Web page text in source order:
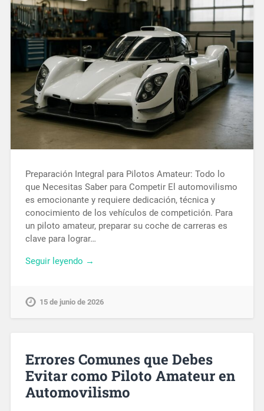
Preparación Integral para Pilotos Amateur: Todo lo
que Necesitas Saber para Competir El automovilismo
es emocionante y requiere dedicación, técnica y
conocimiento de los vehículos de competición. Para
un piloto amateur, preparar su coche de carreras es
clave para lograr…
Seguir leyendo →
15 de junio de 2026
Errores Comunes que Debes
Evitar como Piloto Amateur en
Automovilismo